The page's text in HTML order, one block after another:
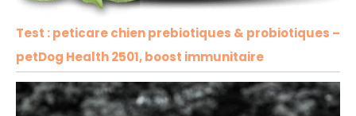
Test : peticare chien prebiotiques & probiotiques –
petDog Health 2501, boost immunitaire